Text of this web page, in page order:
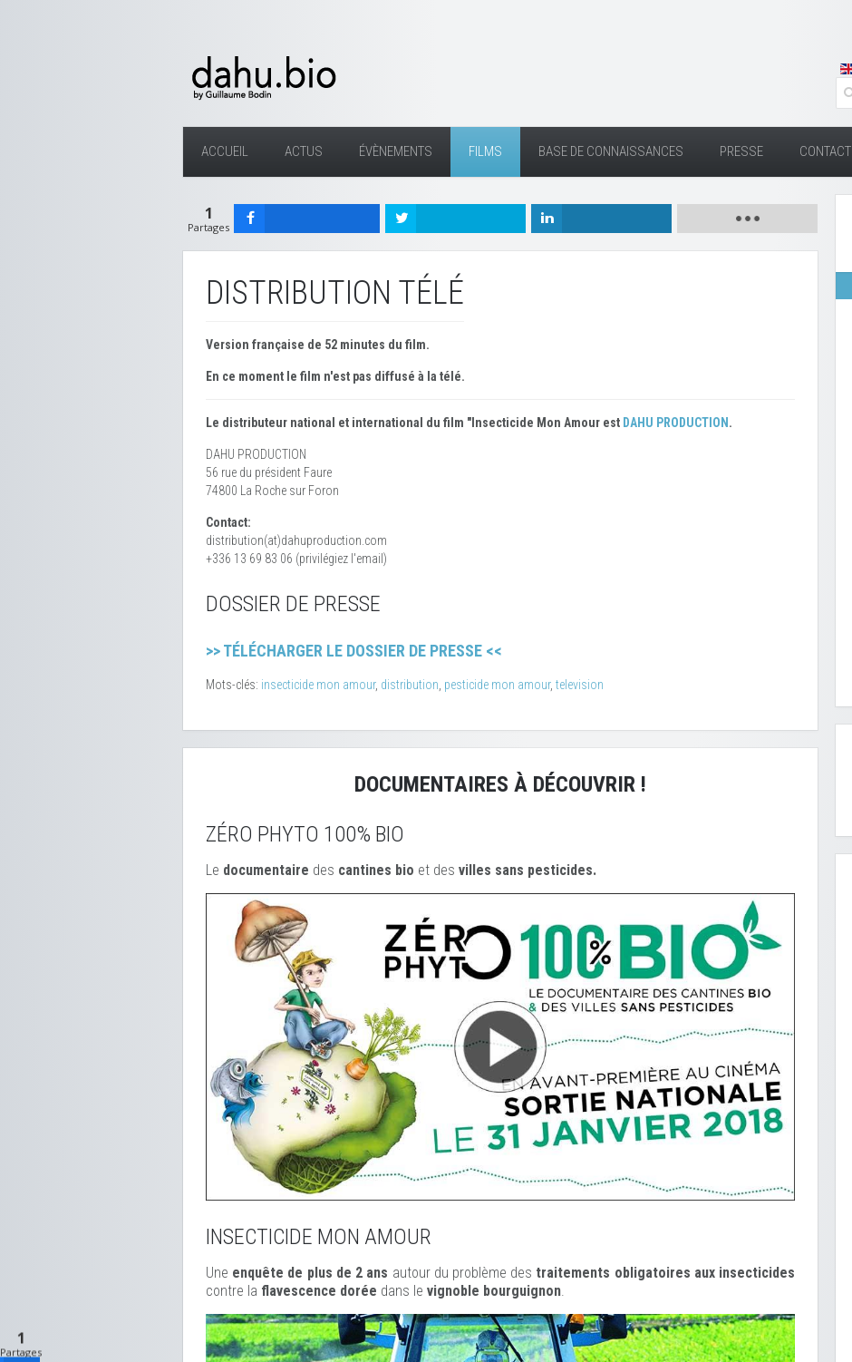
ACCUEIL ACTUS ÉVÈNEMENTS FILMS BASE DE CONNAISSANCES PRESSE CONTACT
1
Partages
DISTRIBUTION TÉLÉ
Version française de 52 minutes du film.
En ce moment le film n'est pas diffusé à la télé.
Le distributeur national et international du film "Insecticide Mon Amour est DAHU PRODUCTION .
DAHU PRODUCTION
56 rue du président Faure
74800 La Roche sur Foron
Contact:
distribution(at)dahuproduction.com
+336 13 69 83 06 (privilégiez l'email)
DOSSIER DE PRESSE
>> TÉLÉCHARGER LE DOSSIER DE PRESSE <<
Mots-clés: insecticide mon amour, distribution pesticide mon amour, television
DOCUMENTAIRES À DÉCOUVRIR !
ZÉRO PHYTO 100% BIO
Le documentaire des cantines bio et des villes sans pesticides.
INSECTICIDE MON AMOUR
Une enquête de plus de 2 ans autour du problème des traitements obligatoires aux insecticides
contre la flavescence dorée dans le vignoble bourguignon.
1
Partages